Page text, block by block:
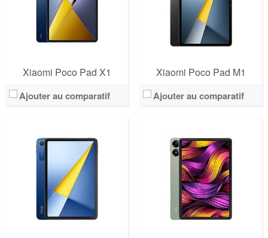
Xiaomi Poco Pad X1
Ajouter au comparatif
Xiaomi Poco Pad M1
Ajouter au comparatif